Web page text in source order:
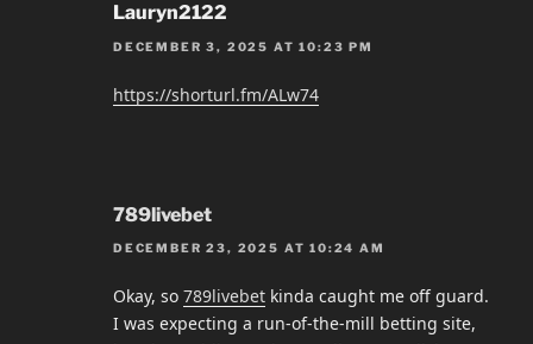
Lauryn2122
DECEMBER 3, 2025 AT 10:23 PM
https://shorturl.fm/ALw74
789livebet
DECEMBER 23, 2025 AT 10:24 AM
Okay, so 789livebet kinda caught me off guard.
I was expecting a run-of-the-mill betting site,